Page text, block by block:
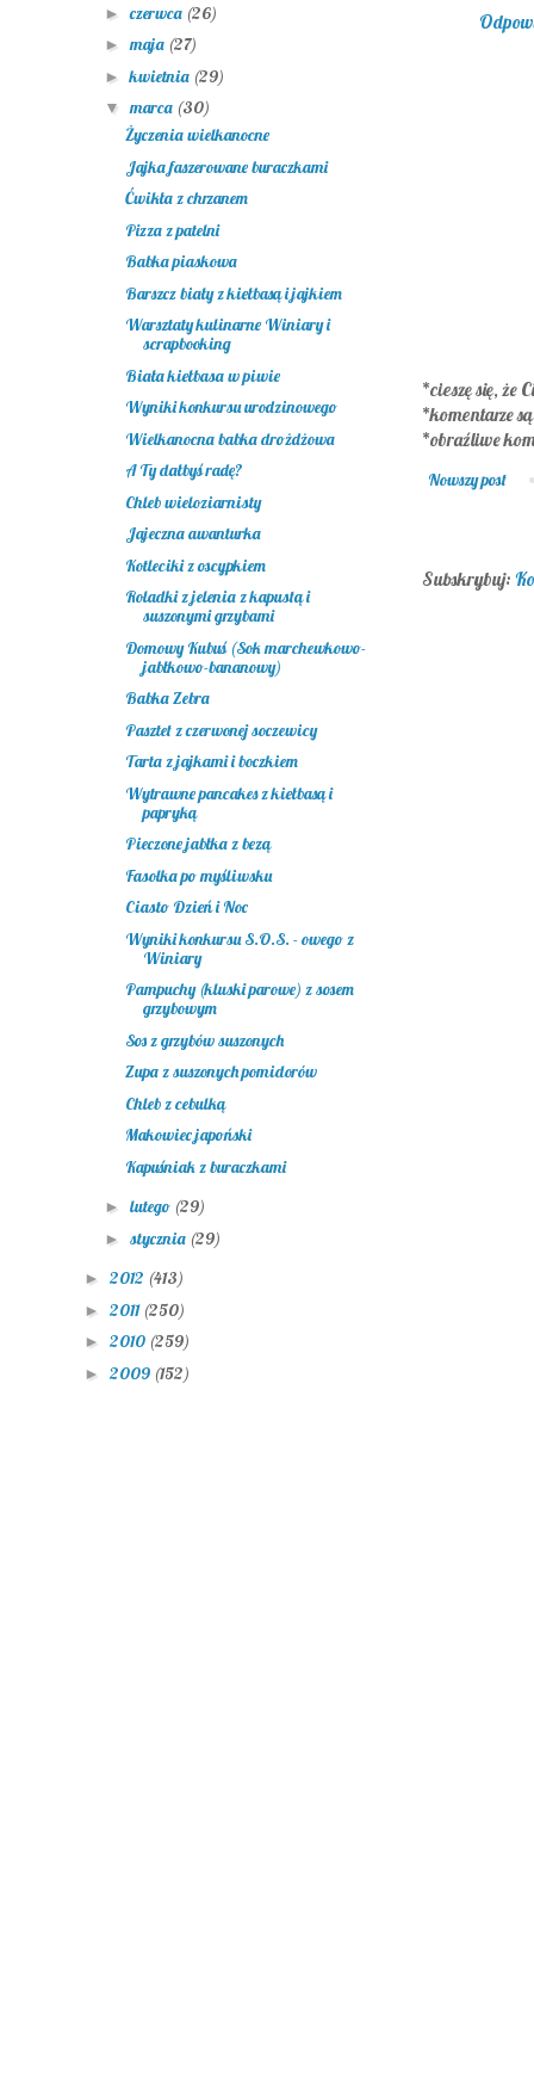
*cieszę się, że
*komentarze
*obraźliwe
Nowszy post
Subskrybuj:
►czerwca (26)
►maja (27)
►kwietnia (29)
▼marca (30)
Życzenia wielkanocne
Jajka faszerowane buraczkami
Ćwikła z chrzanem
Pizza z patelni
Babka piaskowa
Barszcz biały z kiełbasą i jajkiem
Warsztaty kulinarne Winiary i
scrapbooking
Biała kiełbasa w piwie
Wyniki konkursu urodzinowego
Wielkanocna babka drożdżowa
A Ty dałbyś radę?
Chleb wieloziarnisty
Jajeczna awanturka
Kotleciki z oscypkiem
Roladki z jelenia z kapustą i
suszonymi grzybami
Domowy Kubuś (Sok marchewkowo-
jabłkowo-bananowy)
Babka Zebra
Pasztet z czerwonej soczewicy
Tarta z jajkami i boczkiem
Wytrawne pancakes z kiełbasą i
papryką
Pieczone jabłka z bezą
Fasolka po myśliwsku
Ciasto Dzień i Noc
Wyniki konkursu S.O.S. - owego z
Winiary
Pampuchy (kluski parowe) z sosem
grzybowym
Sos z grzybów suszonych
Zupa z suszonych pomidorów
Chleb z cebulką
Makowiec japoński
Kapuśniak z buraczkami
► lutego (29)
► stycznia (29)
► 2012 (413)
► 2011 (250)
► 2010 (259)
► 2009 (152)